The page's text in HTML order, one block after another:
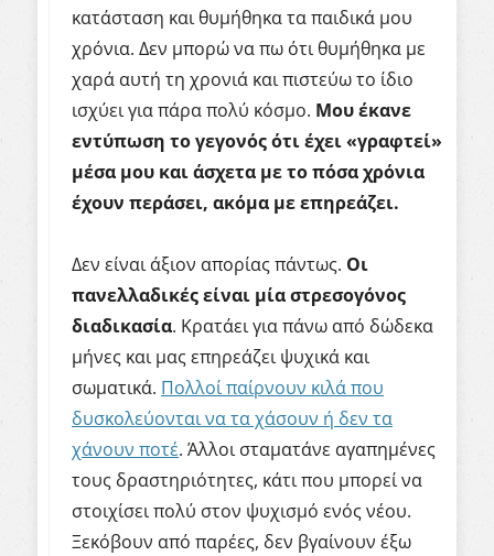
κατάσταση και θυμήθηκα τα παιδικά μου
χρόνια. Δεν μπορώ να πω ότι θυμήθηκα με
χαρά αυτή τη χρονιά και πιστεύω το ίδιο
ισχύει για πάρα πολύ κόσμο. Μου έκανε
εντύπωση το γεγονός ότι έχει «γραφτεί»
μέσα μου και άσχετα με το πόσα χρόνια
έχουν περάσει, ακόμα με επηρεάζει.
Δεν είναι άξιον απορίας πάντως. Οι
πανελλαδικές είναι μία στρεσογόνος
διαδικασία. Κρατάει για πάνω από δώδεκα
μήνες και μας επηρεάζει ψυχικά και
σωματικά. Πολλοί παίρνουν κιλά που
δυσκολεύονται να τα χάσουν ή δεν τα
χάνουν ποτέ. Άλλοι σταματάνε αγαπημένες
τους δραστηριότητες, κάτι που μπορεί να
στοιχίσει πολύ στον ψυχισμό ενός νέου.
Ξεκόβουν από παρέες, δεν βγαίνουν έξω